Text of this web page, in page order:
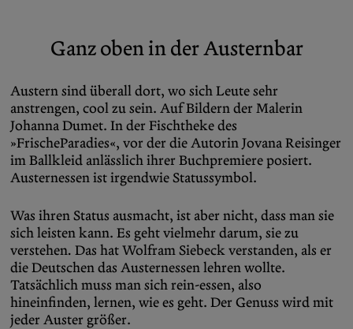
Ganz oben in der Austernbar
Austern sind überall dort, wo sich Leute sehr
anstrengen, cool zu sein. Auf Bildern der Malerin
Johanna Dumet. In der Fischtheke des
»FrischeParadies«, vor der die Autorin Jovana Reisinger
im Ballkleid anlässlich ihrer Buchpremiere posiert.
Austernessen ist irgendwie Statussymbol.
Was ihren Status ausmacht, ist aber nicht, dass man sie
sich leisten kann. Es geht vielmehr darum, sie zu
verstehen. Das hat Wolfram Siebeck verstanden, als er
die Deutschen das Austernessen lehren wollte.
Tatsächlich muss man sich rein-essen, also
hineinfinden, lernen, wie es geht. Der Genuss wird mit
jeder Auster größer.